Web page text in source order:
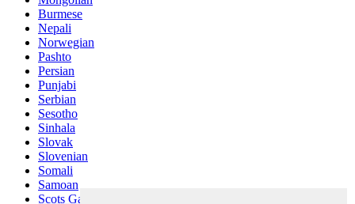
Burmese
Nepali
Norwegian
Pashto
Persian
Punjabi
Serbian
Sesotho
Sinhala
Slovak
Slovenian
Somali
Samoan
Scots Gaelic